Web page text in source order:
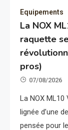
Equipements
La NOX
raquette
pros)
07/08/2026
La NOX
lignée d’une
pensée pour